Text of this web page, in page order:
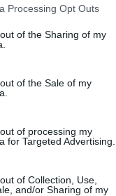
website/app uses one
visit or usage behaviour.
to Google and its
specified purposes
Processing Opt Outs
of the Sharing of my
of the Sale of my
of processing my
for Targeted Advertising.
of Collection, Use,
and/or Sharing of my
ELŐZŐ CIKK
LESZNEK A PIZZA
BŐVÜLT